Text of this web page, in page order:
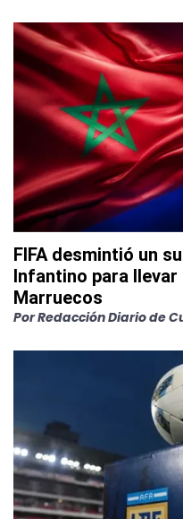
FIFA desmintió un
Infantino para llevar
Marruecos
PorRedacción Diario de